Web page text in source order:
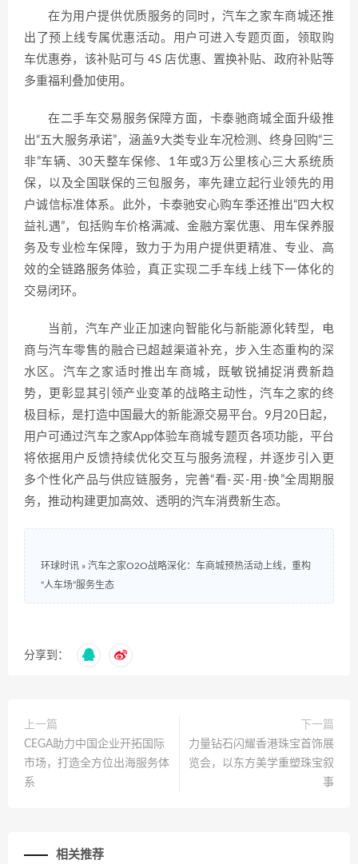
在为用户提供优质服务的同时，汽车之家车商城还推
出了预上线专属优惠活动。用户可进入专题页面，领取购
车优惠券，该补贴可与 4S 店优惠、置换补贴、政府补贴等
多重福利叠加使用。
在二手车交易服务保障方面，卡泰驰商城全面升级推
出“五大服务承诺”，涵盖9大类专业车况检测、终身回购“三
非”车辆、30天整车保修、1年或3万公里核心三大系统质
保，以及全国联保的三包服务，率先建立起行业领先的用
户诚信标准体系。此外，卡泰驰安心购车季还推出“四大权
益礼遇”，包括购车价格满减、金融方案优惠、用车保养服
务及专业检车保障，致力于为用户提供更精准、专业、高
效的全链路服务体验，真正实现二手车线上线下一体化的
交易闭环。
当前，汽车产业正加速向智能化与新能源化转型，电
商与汽车零售的融合已超越渠道补充，步入生态重构的深
水区。汽车之家适时推出车商城，既敏锐捕捉消费新趋
势，更彰显其引领产业变革的战略主动性，汽车之家的终
极目标，是打造中国最大的新能源交易平台。9月20日起，
用户可通过汽车之家App体验车商城专题页各项功能，平台
将依据用户反馈持续优化交互与服务流程，并逐步引入更
多个性化产品与供应链服务，完善“看-买-用-换”全周期服
务，推动构建更加高效、透明的汽车消费新生态。
环球时讯 » 汽车之家O2O战略深化：车商城预热活动上线，重构
“人车场”服务生态
分享到：
上一篇
CEGA助力中国企业开拓国际
市场，打造全方位出海服务体
系
下一篇
力量钻石闪耀香港珠宝首饰展
览会，以东方美学重塑珠宝叙
事
相关推荐